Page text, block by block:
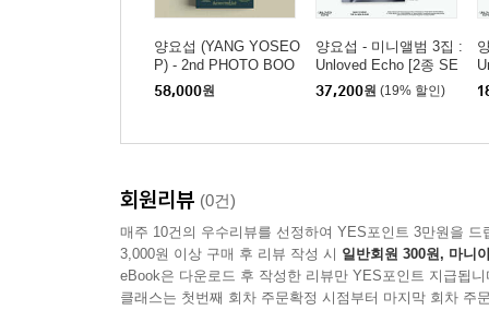
양요섭 (YANG YOSEO
P) - 2nd PHOTO BOO
K [Somewhere in Tim
58,000원
양요섭 - 미니앨범 3집 :
Unloved Echo [2종 SE
T]
37,200원 (19% 할인)
1
회원리뷰 (0건)
매주 10건의 우수리뷰를 선정하여 YES포인트 3만원을 드
3,000원 이상 구매 후 리뷰 작성 시 일반회원 300원, 마니
eBook은 다운로드 후 작성한 리뷰만 YES포인트 지급됩니
클래스는 첫번째 회차 주문확정 시점부터 마지막 회차 주